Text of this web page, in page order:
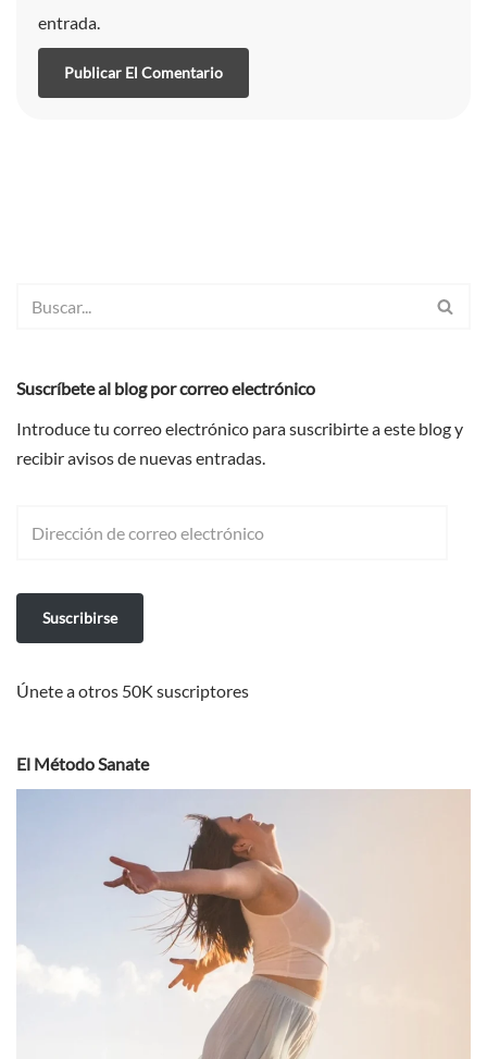
entrada.
Suscríbete al blog por correo electrónico
Introduce tu correo electrónico para suscribirte a este blog y
recibir avisos de nuevas entradas.
Suscribirse
Únete a otros 50K suscriptores
El Método Sanate